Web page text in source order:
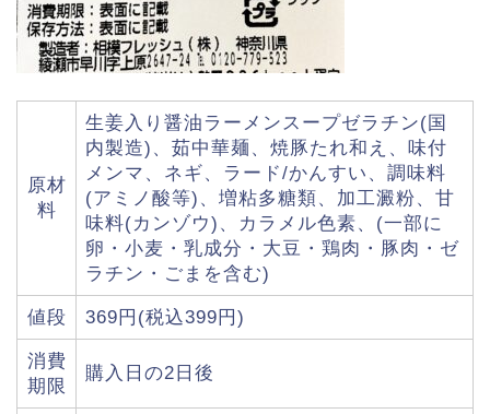
原材
料
生姜入り醤油ラーメンスープゼラチン(国
内製造)、茹中華麺、焼豚たれ和え、味付
メンマ、ネギ、ラード/かんすい、調味料
(アミノ酸等)、増粘多糖類、加工澱粉、甘
味料(カンゾウ)、カラメル色素、(一部に
卵・小麦・乳成分・大豆・鶏肉・豚肉・ゼ
ラチン・ごまを含む)
値段 369円(税込399円)
消費
期限
購入日の2日後